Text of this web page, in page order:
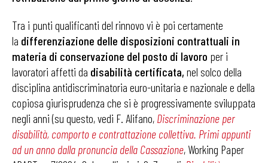
Tra i punti qualificanti del rinnovo vi è poi certamente
la differenziazione delle disposizioni contrattuali in
materia di conservazione del posto di lavoro per i
lavoratori affetti da disabilità certificata, nel solco della
disciplina antidiscriminatoria euro-unitaria e nazionale e della
copiosa giurisprudenza che si è progressivamente sviluppata
negli anni (su questo, vedi F. Alifano, Discriminazione per
disabilità, comporto e contrattazione collettiva. Primi appunti
ad un anno dalla pronuncia della Cassazione, Working Paper